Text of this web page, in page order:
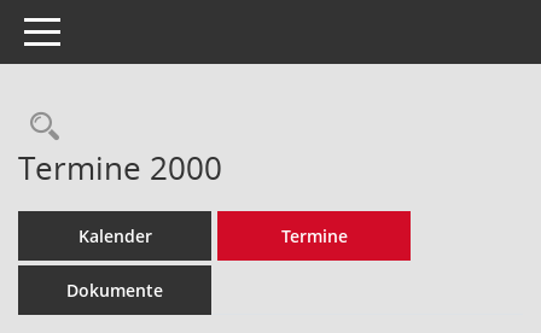
Toggle navigation
Rechercheauswahl
Termine 2000
Kalender Termine
Dokumente